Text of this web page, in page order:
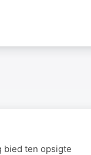
bied ten opsigte